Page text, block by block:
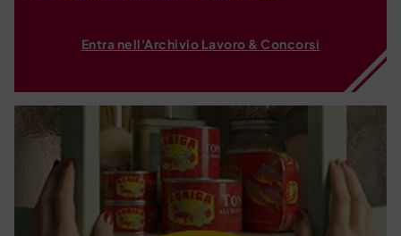
Entra nell'Archivio Lavoro & Concorsi